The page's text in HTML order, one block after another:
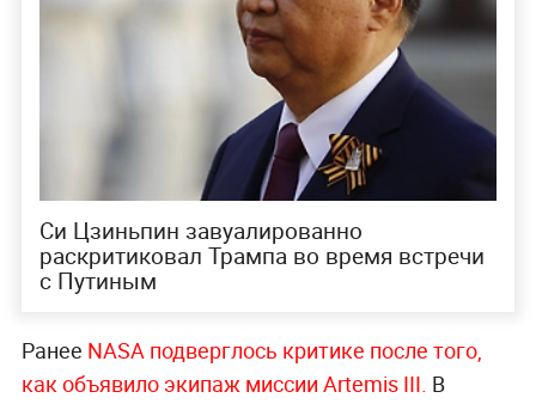
Си Цзиньпин завуалированно
раскритиковал Трампа во время встречи
с Путиным
Ранее NASA подверглось критике после того,
как объявило экипаж миссии Artemis III. В